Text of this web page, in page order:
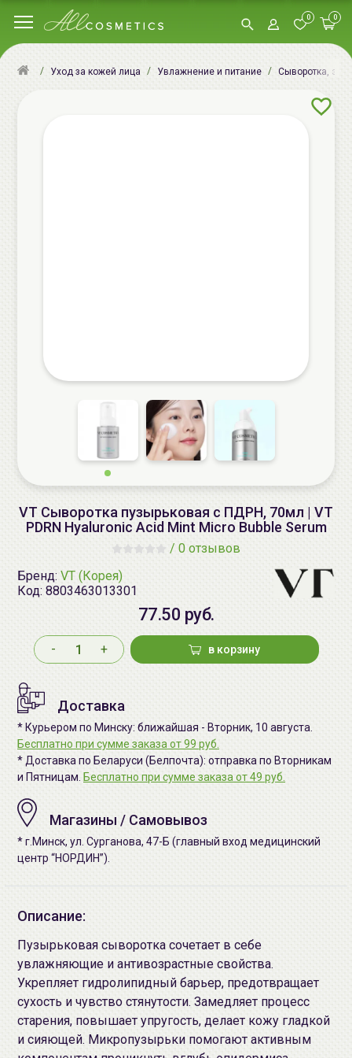
0 0
Уход за кожей лица Увлажнение и питание Сыворотка,
VT Сыворотка пузырьковая с ПДРН, 70мл | VT
PDRN Hyaluronic Acid Mint Micro Bubble Serum
/ 0 отзывов
Бренд: VT (Корея)
Код: 8803463013301
77.50 руб.
- + в корзину
Доставка
* Курьером по Минску: ближайшая - Вторник, 10 августа.
Бесплатно при сумме заказа от 99 руб.
* Доставка по Беларуси (Белпочта): отправка по Вторникам
и Пятницам. Бесплатно при сумме заказа от 49 руб.
Магазины / Самовывоз
* г.Минск, ул. Сурганова, 47-Б (главный вход медицинский
центр “НОРДИН”).
Описание:
Пузырьковая сыворотка сочетает в себе
увлажняющие и антивозрастные свойства.
Укрепляет гидролипидный барьер, предотвращает
сухость и чувство стянутости. Замедляет процесс
старения, повышает упругость, делает кожу гладкой
и сияющей. Микропузырьки помогают активным